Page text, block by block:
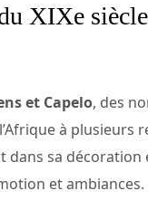
XIXe
et Capelo, des
à plusieurs
dans sa
et ambiances.